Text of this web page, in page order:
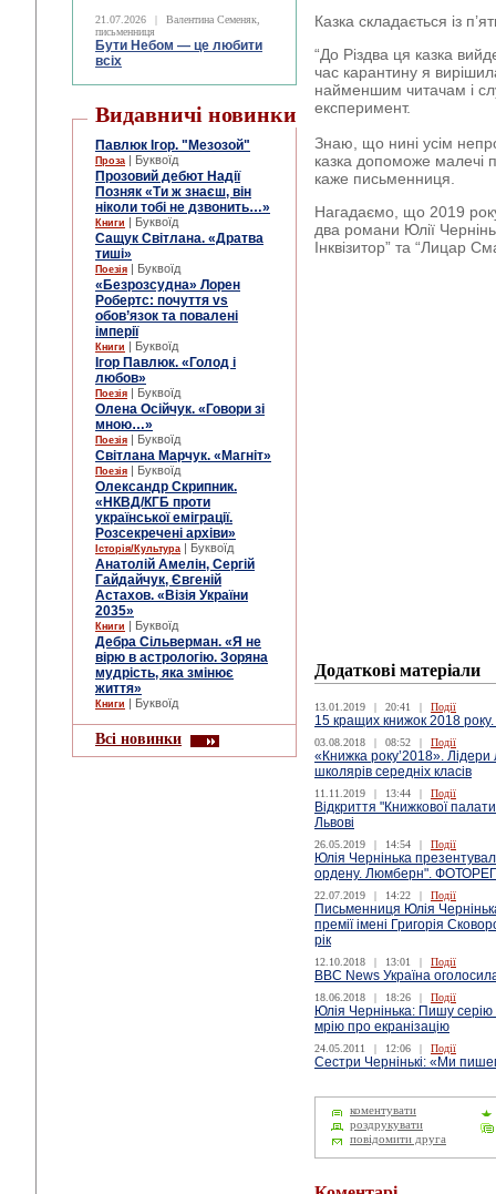
21.07.2026 |
Валентина Семеняк,
письменниця
Бути Небом ― це любити
всіх
Видавничі новинки
Павлюк Ігор. "Мезозой"
Проза | Буквоїд
Прозовий дебют Надії
Позняк «Ти ж знаєш, він
ніколи тобі не дзвонить…»
Книги | Буквоїд
Сащук Світлана. «Дратва
тиші»
Поезія | Буквоїд
«Безрозсудна» Лорен
Робертс: почуття vs
обов’язок та повалені
імперії
Книги | Буквоїд
Ігор Павлюк. «Голод і
любов»
Поезія | Буквоїд
Олена Осійчук. «Говори зі
мною…»
Поезія | Буквоїд
Світлана Марчук. «Магніт»
Поезія | Буквоїд
Олександр Скрипник.
«НКВД/КГБ проти
української еміграції.
Розсекречені архіви»
Історія/Культура | Буквоїд
Анатолій Амелін, Сергій
Гайдайчук, Євгеній
Астахов. «Візія України
2035»
Книги | Буквоїд
Дебра Сільверман. «Я не
вірю в астрологію. Зоряна
мудрість, яка змінює
життя»
Книги | Буквоїд
Всі новинки
Казка складається із
“До Різдва ця казка
час карантину я
найменшим читачам і
експеримент.
Знаю, що нині усім
казка допоможе малечі
каже письменниця.
Нагадаємо, що 2019
два романи Юлії
Інквізитор” та “Лицар
Додаткові матеріали
13.01.2019 | 20:41 | Події
15 кращих книжок 2018
03.08.2018 | 08:52 | Події
«Книжка року’2018».
школярів середніх класів
11.11.2019 | 13:44 | Події
Відкриття "Книжкової
Львові
26.05.2019 | 14:54 | Події
Юлія Чернінька
ордену. Люмберн".
22.07.2019 | 14:22 | Події
Письменниця Юлія
премії імені Григорія
рік
12.10.2018 | 13:01 | Події
ВВС News Україна
18.06.2018 | 18:26 | Події
Юлія Чернінька: Пишу
мрію про екранізацію
24.05.2011 | 12:06 | Події
Сестри Чернінькі: «Ми
коментувати
роздрукувати
повідомити друга